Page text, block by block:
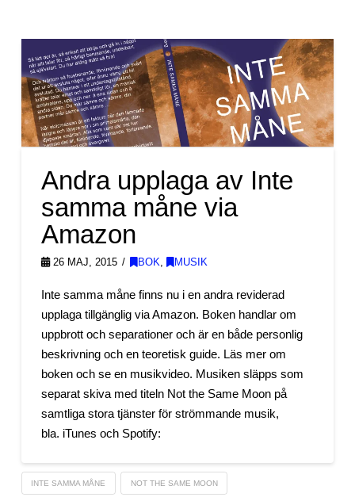
Andra upplaga av Inte
samma måne via
Amazon
26 MAJ, 2015 BOK MUSIK
Inte samma måne finns nu i en andra reviderad
upplaga tillgänglig via Amazon. Boken handlar om
uppbrott och separationer och är en både personlig
beskrivning och en teoretisk guide. Läs mer om
boken och se en musikvideo. Musiken släpps som
separat skiva med titeln Not the Same Moon på
samtliga stora tjänster för strömmande musik,
bla. iTunes och Spotify:
INTE SAMMA MÅNE NOT THE SAME MOON